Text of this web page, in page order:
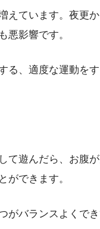
えています。夜更
悪影響です。
る、適度な運動を
て遊んだら、お腹
ができます。
がバランスよくで